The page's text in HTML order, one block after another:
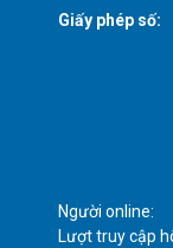
Giấy phép số:
Người online:
Lượt truy cập